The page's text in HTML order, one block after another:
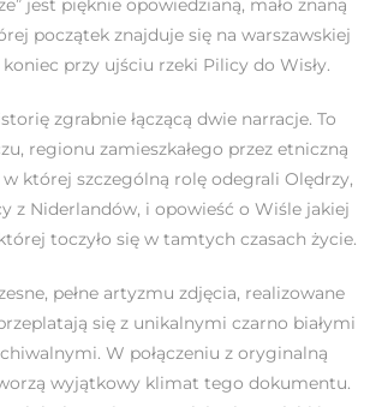
jest pięknie opowiedzianą, mało znaną
początek znajduje się na warszawskiej
koniec przy ujściu rzeki Pilicy do Wisły.
zgrabnie łączącą dwie narracje. To
regionu zamieszkałego przez etniczną
której szczególną rolę odegrali Olędrzy,
z Niderlandów, i opowieść o Wiśle jakiej
toczyło się w tamtych czasach życie.
pełne artyzmu zdjęcia, realizowane
się z unikalnymi czarno białymi
W połączeniu z oryginalną
wyjątkowy klimat tego dokumentu.